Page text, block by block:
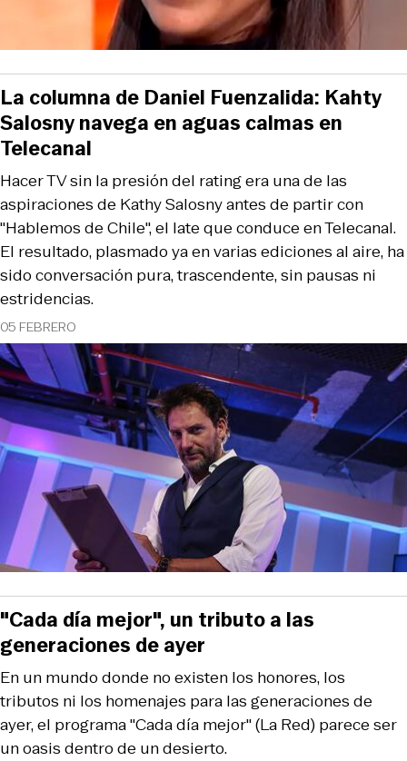
05 FEBRERO
Hacer TV sin la presión del rating era una de las
aspiraciones de Kathy Salosny antes de partir con
"Hablemos de Chile", el late que conduce en Telecanal.
El resultado, plasmado ya en varias ediciones al aire, ha
sido conversación pura, trascendente, sin pausas ni
estridencias.
La columna de Daniel Fuenzalida: Kahty
Salosny navega en aguas calmas en
Telecanal
En un mundo donde no existen los honores, los
tributos ni los homenajes para las generaciones de
ayer, el programa "Cada día mejor" (La Red) parece ser
un oasis dentro de un desierto.
"Cada día mejor", un tributo a las
generaciones de ayer